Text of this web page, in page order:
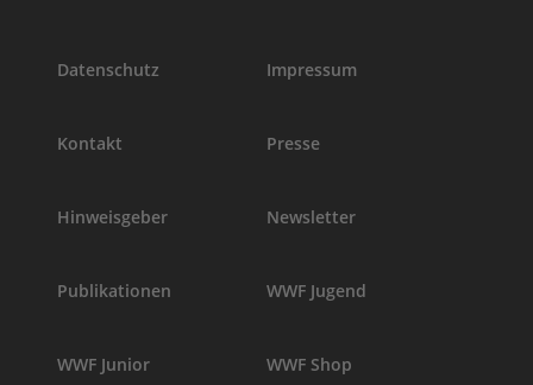
Datenschutz Impressum
Kontakt Presse
Hinweisgeber Newsletter
Publikationen WWF Jugend
WWF Junior WWF Shop